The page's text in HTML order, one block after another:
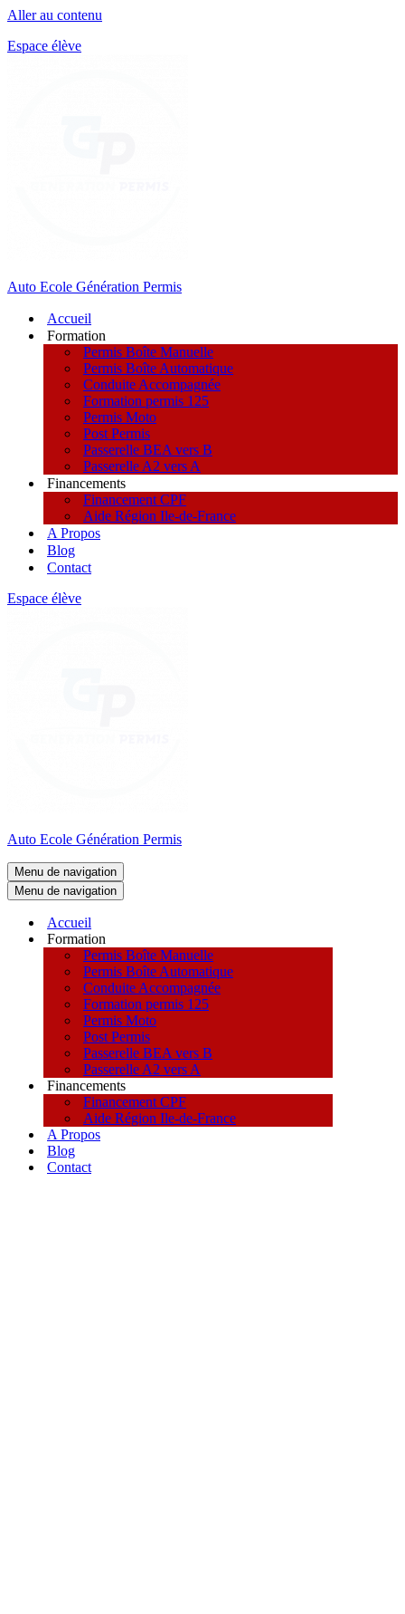
Aller au contenu
Espace élève
Auto Ecole Génération Permis
Accueil
Formation
Permis Boîte Manuelle
Permis Boîte Automatique
Conduite Accompagnée
Formation permis 125
Permis Moto
Post Permis
Passerelle BEA vers B
Passerelle A2 vers A
Financements
Financement CPF
Aide Région Ile-de-France
A Propos
Blog
Contact
Espace élève
Auto Ecole Génération Permis
Menu de navigation
Menu de navigation
Accueil
Formation
Permis Boîte Manuelle
Permis Boîte Automatique
Conduite Accompagnée
Formation permis 125
Permis Moto
Post Permis
Passerelle BEA vers B
Passerelle A2 vers A
Financements
Financement CPF
Aide Région Ile-de-France
A Propos
Blog
Contact